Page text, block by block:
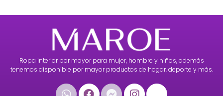
Ropa interior por mayor para mujer, hombre y niños, además
tenemos disponible por mayor productos de hogar, deporte y más.